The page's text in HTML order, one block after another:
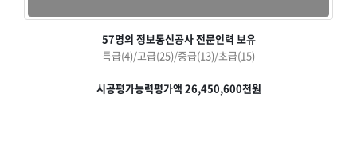
57명의 정보통신공사 전문인력 보유
특급(4)/고급(25)/중급(13)/초급(15)
시공평가능력평가액 26,450,600천원